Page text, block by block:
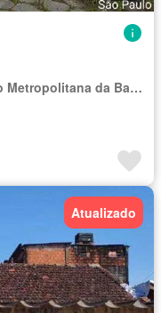
Região Imediata de Santos, Região Metropolitana da Baixada Santista
Atualizado